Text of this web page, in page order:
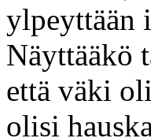
ylpeyttään
Näyttääkö
että väki
olisi